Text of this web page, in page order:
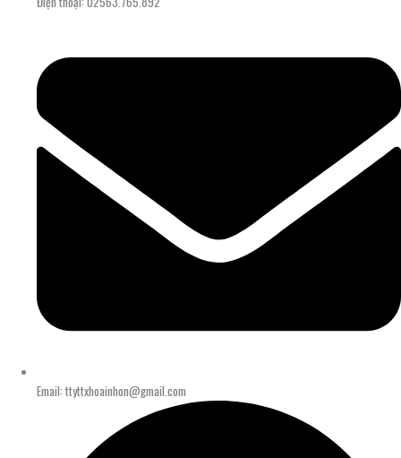
Email: ttyttxhoainhon@gmail.com